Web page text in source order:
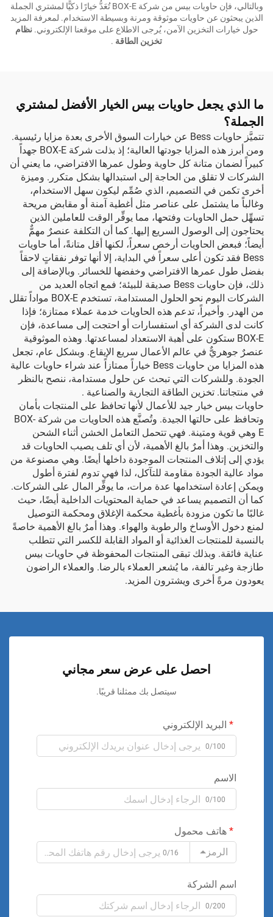
وبالتالي، فإن حاويات بيس من شركة BOX-E تُعَدُّ خيارًا ذكيًّا لمشتري الجملة
الذين يبحثون عن حاويات موثوقة ومرنة وبسيطة الاستخدام. لمعرفة المزيد
حول خيارات التخزين الآمن، يُرجى الاطلاع على موقعنا الإلكتروني.نظام
تخزين الطاقة .
ما الذي يجعل حاويات بيس الخيار الأفضل لمشتري
الجملة؟
تتميَّز حاويات Bess عن خيارات السوق الأخرى بعدة مزايا رئيسية.
ومن أبرز هذه المزايا جودتها العالية؛ إذ بذلت شركة BOX-E جهداً
كبيراً لضمان متانة كل حاوية وطول عمرها الافتراضي، ما يعني أن
الشركات لا تقلق من الحاجة إلى استبدالها بشكل متكرر. وميزة
أخرى تكمن في التصميم، الذي صُمِّم ليكون سهل الاستخدام،
وغالباً ما يشتمل على عناصر مثل أغطية آمنة أو مقابض مريحة
تسهِّل حمل الحاويات وفتحها، مما يوفِّر الوقت للعاملين الذين
يحتاجون إلى الوصول السريع إليها. كما أن التكلفة عنصرٌ مهمٌّ
أيضاً؛ فبعض الحاويات أرخص سعراً، لكنها أقل متانةً، أما حاويات
Bess فقد تكون أعلى سعراً في البداية، إلا أنها توفر نفقاتٍ لاحقاً
بفضل طول عمرها الافتراضي وخفضها للخسائر. وبالإضافة إلى
ذلك، فإن حاويات Bess صديقة للبيئة؛ فمع اتجاه العديد من
الشركات اليوم نحو الحلول المستدامة، تستخدم BOX-E مواداً تقلل
من الهدر. وأخيراً، تدعم هذه الحاويات خدمة عملاء ممتازة؛ فإذا
كانت لدى الشركة أي استفسارات أو احتجت إلى مساعدة، فإن
BOX-E ستكون على أهبة الاستعداد لمساعدتها. وهذه الموثوقية
عنصرٌ جوهريٌّ في عالم الأعمال سريع الإيقاع. وبشكل عام، تجعل
هذه المزايا من حاويات Bess خياراً ممتازاً عند شراء حاويات عالية
الجودة. وللشركات التي تبحث عن حلول مستدامة، ننصح بالنظر
في منتجاتنا. تخزين الطاقة التجارية والصناعية .
حاويات بيس خيار جيد للأعمال لأنها تحافظ على المنتجات بأمان
وتحافظ على حالتها الجيدة. وتُصنَّع هذه الحاويات من شركة BOX-
E وهي قوية ومتينة. فهي تتحمل التعامل الخشن أثناء الشحن
والتخزين. وهذا أمرٌ بالغ الأهمية، لأن أي تلف يصيب الحاويات قد
يؤدي إلى إتلاف المنتجات الموجودة داخلها أيضًا. وهي مصنوعة من
مواد عالية الجودة مقاومة للتآكل، لذا فهي تدوم لفترة أطول
ويمكن إعادة استخدامها عدة مرات، ما يوفِّر المال على الشركات.
كما أن التصميم يساعد في حماية المحتويات الداخلية أيضًا، حيث
غالبًا ما تكون مزودة بأغطية محكمة الإغلاق ومحكمة التوصيل
لمنع دخول الأوساخ والرطوبة والهواء. وهذا أمرٌ بالغ الأهمية خاصةً
بالنسبة للمنتجات الغذائية أو المواد القابلة للكسر التي تتطلب
عناية فائقة. وبذلك تبقى المنتجات المحفوظة في حاويات بيس
طازجة وغير تالفة، ما يُشعر العملاء بالرضا. والعملاء الراضون
يعودون مرةً أخرى ويشترون المزيد.
احصل على عرض سعر مجاني
سيتصل بك ممثلنا قريبًا.
البريد الإلكتروني
0/100
الاسم
0/100
هاتف محمول
الرمز
0/16
اسم الشركة
0/200